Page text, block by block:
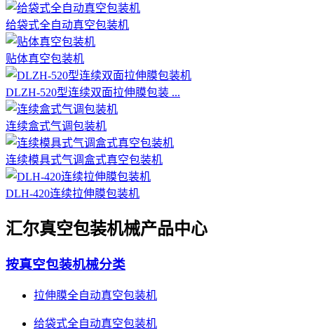
给袋式全自动真空包装机
贴体真空包装机
DLZH-520型连续双面拉伸膜包装 ...
连续盒式气调包装机
连续模具式气调盒式真空包装机
DLH-420连续拉伸膜包装机
汇尔真空包装机械产品中心
按真空包装机械分类
拉伸膜全自动真空包装机
给袋式全自动真空包装机